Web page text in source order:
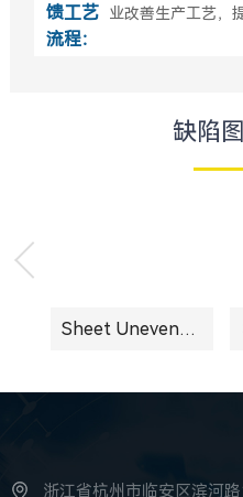
馈工艺
流程：
业改善生产工艺，
缺陷
Sheet Unevenness
浙江省杭州市临安区滨河